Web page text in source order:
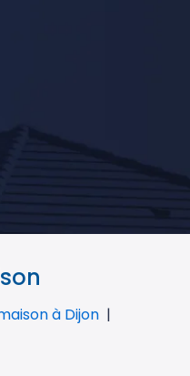
à Dijon